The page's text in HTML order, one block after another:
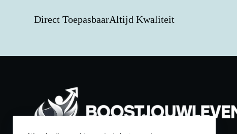
Direct ToepasbaarAltijd Kwaliteit